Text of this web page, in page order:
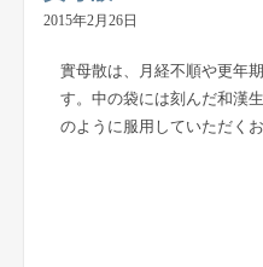
2015年2月26日
實母散は、月経不順や更年
す。中の袋には刻んだ和漢
のように服用していただくお